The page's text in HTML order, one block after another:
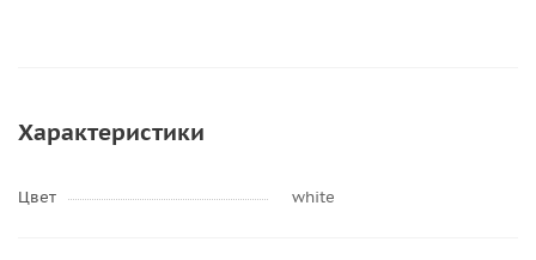
Характеристики
Цвет white